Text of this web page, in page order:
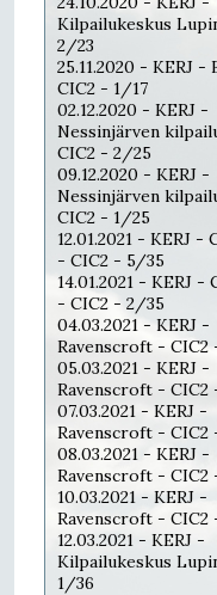
Kilpailukeskus
2/23
25.11.2020 - KERJ -
CIC2 - 1/17
02.12.2020 - KERJ -
Nessinjärven
CIC2 - 2/25
09.12.2020 - KERJ -
Nessinjärven
CIC2 - 1/25
12.01.2021 - KERJ -
- CIC2 - 5/35
14.01.2021 - KERJ -
- CIC2 - 2/35
04.03.2021 - KERJ -
Ravenscroft -
05.03.2021 - KERJ -
Ravenscroft -
07.03.2021 - KERJ -
Ravenscroft -
08.03.2021 - KERJ -
Ravenscroft -
10.03.2021 - KERJ -
Ravenscroft - CIC2
12.03.2021 - KERJ -
Kilpailukeskus
1/36